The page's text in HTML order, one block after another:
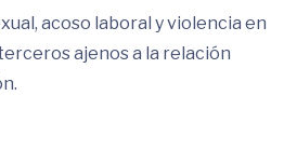
acoso laboral y violencia en
ajenos a la relación